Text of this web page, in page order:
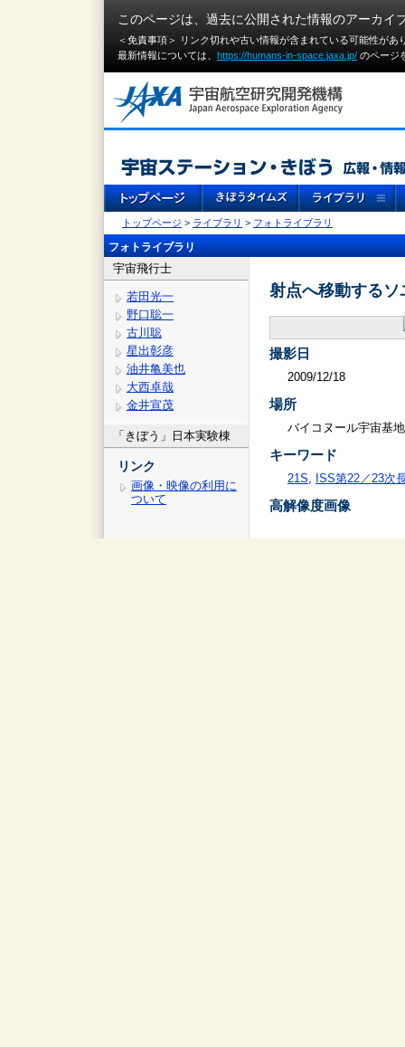
このページは、過去に公開された情報のアーカイ
＜免責事項＞ リンク切れや古い情報が含まれている可能性が
最新情報については、 https://humans-in-space.jaxa.jp/ のページ
トップページ > ライブラリ > フォトライブラリ
フォトライブラリ
宇宙飛行士
若田光一
野口聡一
古川聡
星出彰彦
油井亀美也
大西卓哉
金井宣茂
「きぼう」日本実験棟
リンク
画像・映像の利用に
ついて
射点へ移動する
撮影日
2009/12/18
場所
バイコヌール宇宙基地
キーワード
21S, ISS第22／23次
高解像度画像